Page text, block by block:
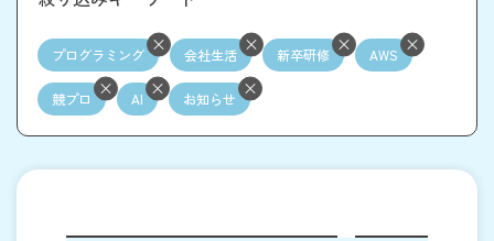
プログラミング 会社生活 新卒研修 AWS
競プロ AI お知らせ